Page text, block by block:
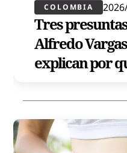
COLOMBIA
Tres
Alfredo
explican por